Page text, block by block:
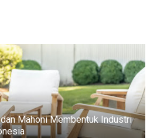
Mahoni Membentuk Industri